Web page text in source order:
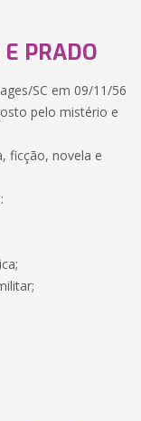
PRADO
SC em 09/11/56
pelo mistério e
ficção, novela e